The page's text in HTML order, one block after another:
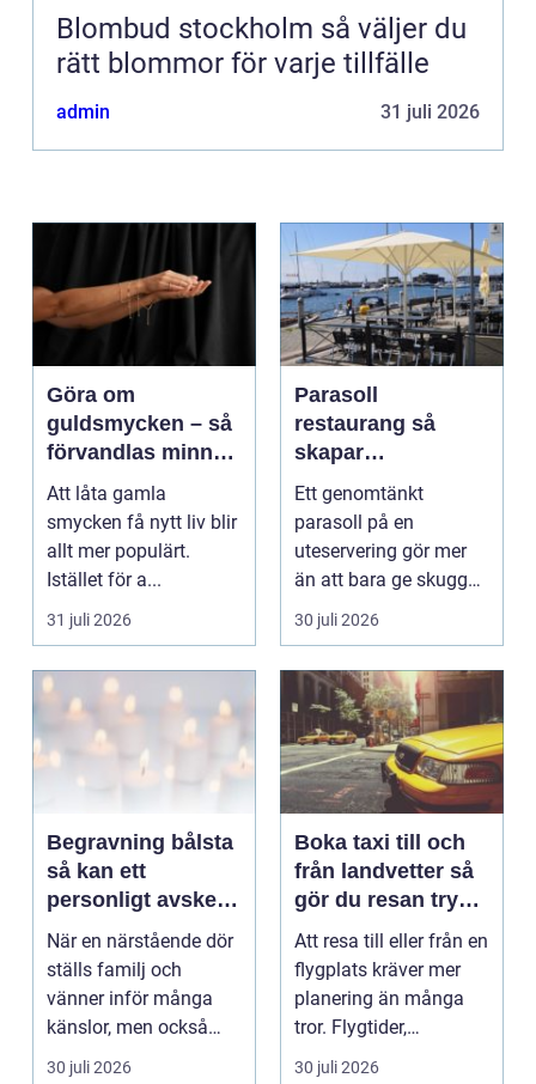
Blombud stockholm så väljer du
rätt blommor för varje tillfälle
admin 31 juli 2026
Göra om
guldsmycken – så
förvandlas minnen
till nya favoriter
Att låta gamla
smycken få nytt liv blir
allt mer populärt.
Istället för a...
31 juli 2026
Parasoll
restaurang så
skapar
uteserveringen rätt
känsla året runt
Ett genomtänkt
parasoll på en
uteservering gör mer
än att bara ge skugga.
Det påverkar hur länge
gäs...
30 juli 2026
Begravning bålsta
så kan ett
personligt avsked
formas
När en närstående dör
ställs familj och
vänner inför många
känslor, men också
praktiska beslut. En b...
30 juli 2026
Boka taxi till och
från landvetter så
gör du resan trygg
och smidig
Att resa till eller från en
flygplats kräver mer
planering än många
tror. Flygtider,
packning, säker...
30 juli 2026